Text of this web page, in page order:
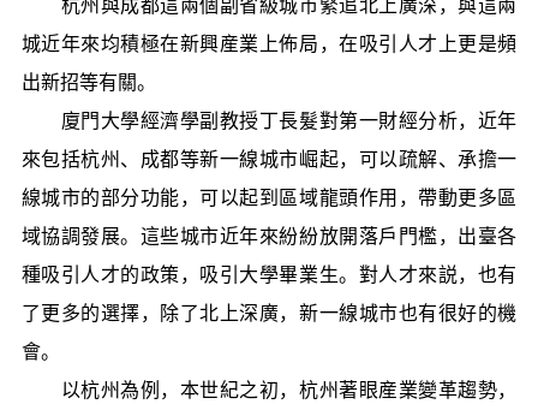
杭州與成都這兩個副省級城市緊追北上廣深，與這兩
城近年來均積極在新興産業上佈局，在吸引人才上更是頻
出新招等有關。
廈門大學經濟學副教授丁長髮對第一財經分析，近年
來包括杭州、成都等新一線城市崛起，可以疏解、承擔一
線城市的部分功能，可以起到區域龍頭作用，帶動更多區
域協調發展。這些城市近年來紛紛放開落戶門檻，出臺各
種吸引人才的政策，吸引大學畢業生。對人才來説，也有
了更多的選擇，除了北上深廣，新一線城市也有很好的機
會。
以杭州為例，本世紀之初，杭州著眼産業變革趨勢，